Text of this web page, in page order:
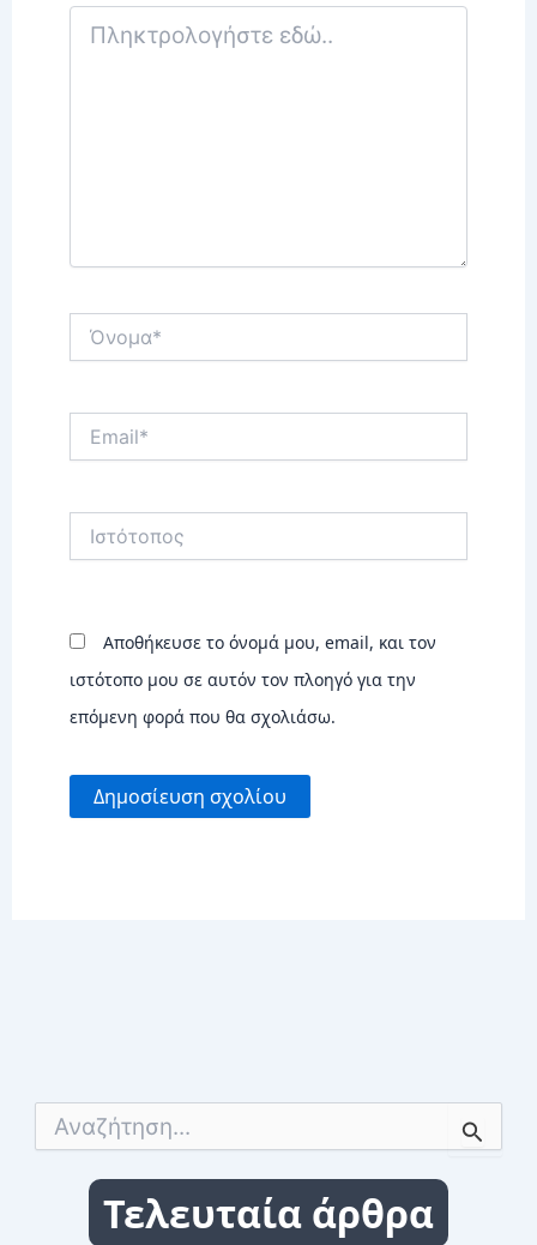
Πληκτρολογήστε
εδώ..
Ιστότοπος
Αποθήκευσε το όνομά μου, email, και τον
ιστότοπο μου σε αυτόν τον πλοηγό για την
επόμενη φορά που θα σχολιάσω.
Τελευταία άρθρα